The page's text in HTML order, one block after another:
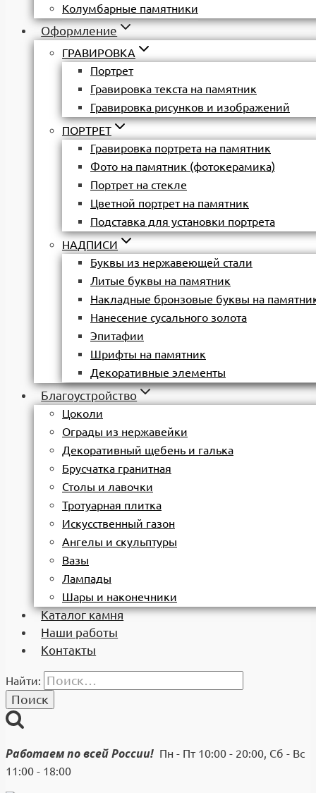
Колумбарные памятники
Оформление
ГРАВИРОВКА
Портрет
Гравировка текста на памятник
Гравировка рисунков и изображений
ПОРТРЕТ
Гравировка портрета на памятник
Фото на памятник (фотокерамика)
Портрет на стекле
Цветной портрет на памятник
Подставка для установки портрета
НАДПИСИ
Буквы из нержавеющей стали
Литые буквы на памятник
Накладные бронзовые буквы на
Нанесение сусального золота
Эпитафии
Шрифты на памятник
Декоративные элементы
Благоустройство
Цоколи
Ограды из нержавейки
Декоративный щебень и галька
Брусчатка гранитная
Столы и лавочки
Тротуарная плитка
Искусственный газон
Ангелы и скульптуры
Вазы
Лампады
Шары и наконечники
Каталог камня
Наши работы
Контакты
Найти:
Работаем по всей России! Пн - Пт 10:00 - 20:00, Сб - Вс
11:00 - 18:00